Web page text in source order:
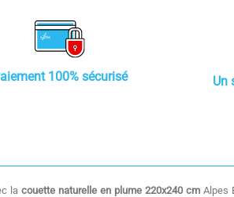
100% sécurisé Un
lacouette naturelle en plume 220x240 cmAlpes